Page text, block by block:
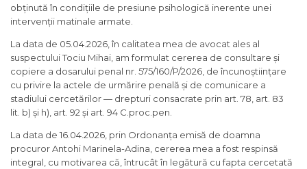
obținută în condițiile de presiune psihologică inerente unei
intervenții matinale armate.
La data de 05.04.2026, în calitatea mea de avocat ales al
suspectului Tociu Mihai, am formulat cererea de consultare și
copiere a dosarului penal nr. 575/160/P/2026, de încunoștiințare
cu privire la actele de urmărire penală și de comunicare a
stadiului cercetărilor — drepturi consacrate prin art. 78, art. 83
lit. b) și h), art. 92 și art. 94 C.proc.pen.
La data de 16.04.2026, prin Ordonanța emisă de doamna
procuror Antohi Marinela-Adina, cererea mea a fost respinsă
integral, cu motivarea că, întrucât în legătură cu fapta cercetată